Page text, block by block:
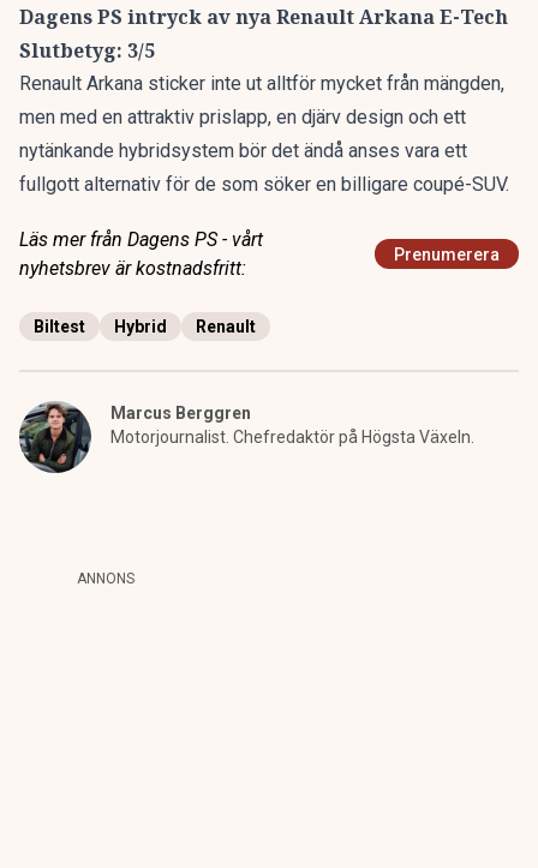
Dagens PS intryck av nya Renault Arkana E-Tech
Slutbetyg: 3/5
Renault Arkana sticker inte ut alltför mycket från mängden,
men med en attraktiv prislapp, en djärv design och ett
nytänkande hybridsystem bör det ändå anses vara ett
fullgott alternativ för de som söker en billigare coupé-SUV.
Läs mer från Dagens PS - vårt
nyhetsbrev är kostnadsfritt:
Prenumerera
Biltest Hybrid Renault
Marcus Berggren
Motorjournalist. Chefredaktör på Högsta Växeln.
ANNONS